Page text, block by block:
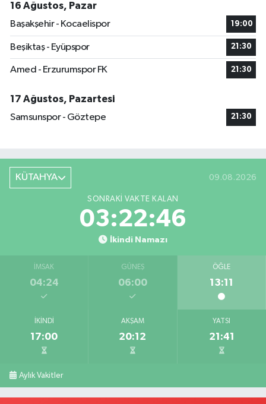
16 Ağustos, Pazar
Başakşehir - Kocaelispor
19:00
Beşiktaş - Eyüpspor 21:30
Amed - Erzurumspor FK 21:30
17 Ağustos, Pazartesi
Samsunspor - Göztepe
21:30
KÜTAHYA 09.08.2026
SONRAKI VAKTE KALAN
03:22:46
İkindi Namazı
İMSAK
04:24
GÜNEŞ
06:00
ÖĞLE
13:11
İKINDI
17:00
AKŞAM
20:12
YATSI
21:41
Aylık Vakitler